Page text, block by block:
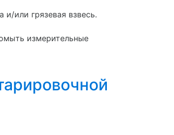
или грязевая взвесь.
измерительные